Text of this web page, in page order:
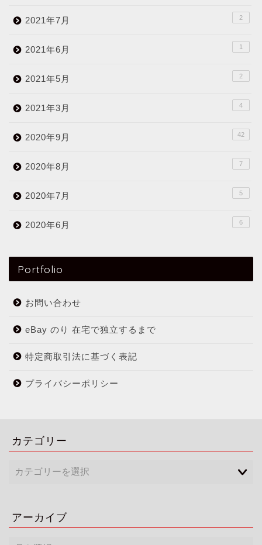
2021年7月 2
2021年6月 1
2021年5月 2
2021年3月 4
2020年9月 42
2020年8月 7
2020年7月 5
2020年6月 6
Portfolio
お問い合わせ
eBay のり 在宅で独立するまで
特定商取引法に基づく表記
プライバシーポリシー
カテゴリー
アーカイブ